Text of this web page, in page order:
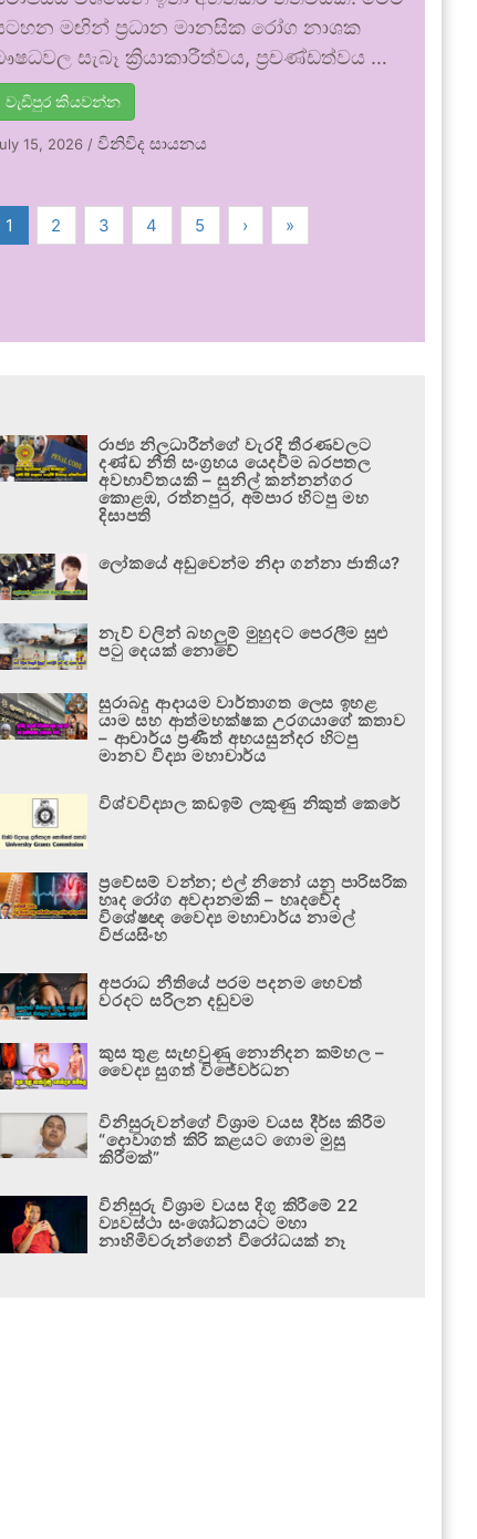
මඟින් ප්‍රධාන මානසික රෝග නාශක
සැබෑ ක්‍රියාකාරීත්වය, ප්‍රචණ්ඩත්වය …
වැඩිපුර කියවන්න
15, 2026 /විනිවිද සායනය
1 2 3 4 5 › »
රාජ්‍ය නිලධාරීන්ගේ වැරදි තීරණවලට
දණ්ඩ නීති සංග්‍රහය යෙදවීම බරපතල
අවභාවිතයකි – සුනිල් කන්නන්ගර
කොළඹ, රත්නපුර, අම්පාර හිටපු මහ
දිසාපති
ලෝකයේ අඩුවෙන්ම නිදා ගන්නා ජාතිය?
නැව් වලින් බහලුම් මුහුදට පෙරලීම සුළු
පටු දෙයක් නොවේ
සුරාබදු ආදායම වාර්තාගත ලෙස ඉහළ
යාම සහ ආත්මභක්ෂක උරගයාගේ කතාව
– ආචාර්ය ප්‍රණීත් අභයසුන්දර හිටපු
මානව විද්‍යා මහාචාර්ය
විශ්වවිද්‍යාල කඩඉම් ලකුණු නිකුත් කෙරේ
ප්‍රවේසම් වන්න; එල් නිනෝ යනු පාරිසරික
හෘද රෝග අවදානමකි – හෘදවේද
විශේෂඥ වෛද්‍ය මහාචාර්ය නාමල්
විජයසිංහ
අපරාධ නීතියේ පරම පදනම හෙවත්
වරදට සරිලන දඬුවම
කුස තුළ සැඟවුණු නොනිදන කම්හල –
වෛද්‍ය සුගත් විජේවර්ධන
විනිසුරුවන්ගේ විශ්‍රාම වයස දීර්ඝ කිරීම
“දොවාගත් කිරි කළයට ගොම මුසු
කිරීමක්”
විනිසුරු විශ්‍රාම වයස දිගු කිරීමේ 22
ව්‍යවස්ථා සංශෝධනයට මහා
නාහිමිවරුන්ගෙන් විරෝධයක් නෑ